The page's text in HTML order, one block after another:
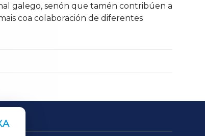
galego, senón que tamén contribúen a
coa colaboración de diferentes